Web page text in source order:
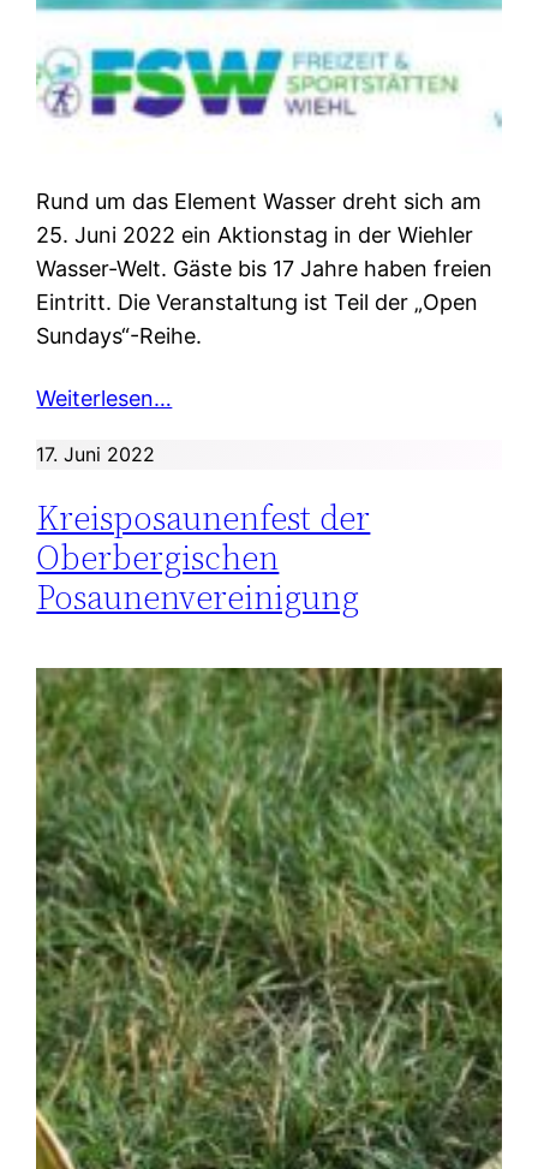
Rund um das Element Wasser dreht sich am
25. Juni 2022 ein Aktionstag in der Wiehler
Wasser-Welt. Gäste bis 17 Jahre haben freien
Eintritt. Die Veranstaltung ist Teil der „Open
Sundays“-Reihe.
Weiterlesen…
17. Juni 2022
Kreisposaunenfest der
Oberbergischen
Posaunenvereinigung